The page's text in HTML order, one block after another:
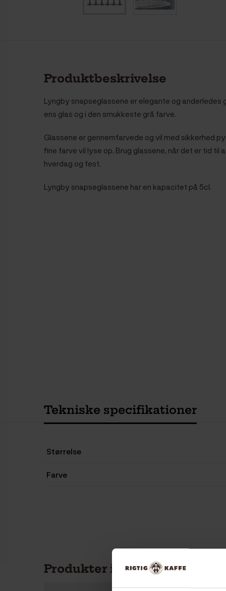
Produktbeskrivelse
Lyngby snapseglassene er elegante og
ens glas og i den smukkeste grå farve.
Glassene er gennemfarvede og vil med sikkerhed
fine farve vil lyse op. Brug glassene, når det er tid til
hverdag og fest.
Lyngby snapseglassene har en kapacitet på 5cl.
Tekniske specifikationer
Størrelse
Farve
Produkter i samme kategori